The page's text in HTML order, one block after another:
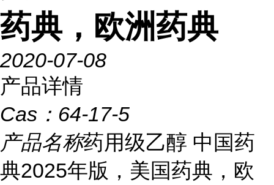
药典，欧洲药典
2020-07-08
产品详情
Cas： 64-17-5
产品名称药用级乙醇 中国药
典2025年版，美国药典，欧